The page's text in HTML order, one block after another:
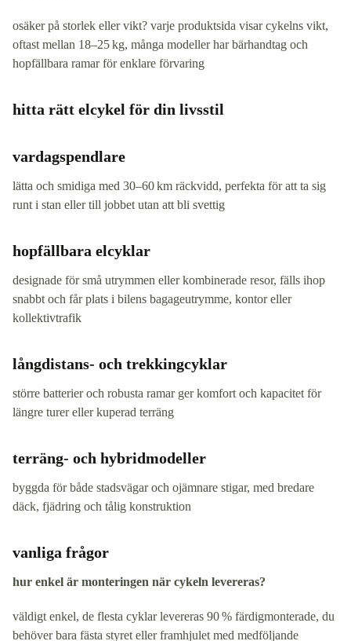
osäker på storlek eller vikt? varje produktsida visar cykelns vikt,
oftast mellan 18–25 kg, många modeller har bärhandtag och
hopfällbara ramar för enklare förvaring
hitta rätt elcykel för din livsstil
vardagspendlare
lätta och smidiga med 30–60 km räckvidd, perfekta för att ta sig
runt i stan eller till jobbet utan att bli svettig
hopfällbara elcyklar
designade för små utrymmen eller kombinerade resor, fälls ihop
snabbt och får plats i bilens bagageutrymme, kontor eller
kollektivtrafik
långdistans- och trekkingcyklar
större batterier och robusta ramar ger komfort och kapacitet för
längre turer eller kuperad terräng
terräng- och hybridmodeller
byggda för både stadsvägar och ojämnare stigar, med bredare
däck, fjädring och tålig konstruktion
vanliga frågor
hur enkel är monteringen när cykeln levereras?
väldigt enkel, de flesta cyklar levereras 90 % färdigmonterade, du
behöver bara fästa styret eller framhjulet med medföljande